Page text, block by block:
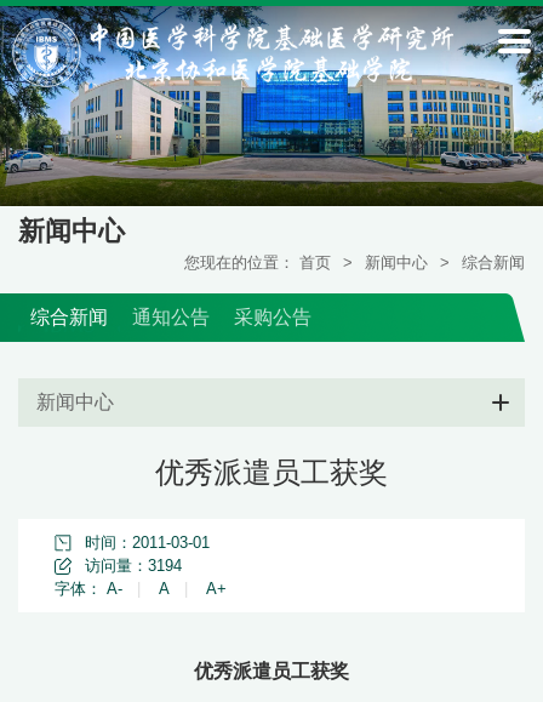
新闻中心
您现在的位置： 首页 > 新闻中心 > 综合新闻
综合新闻 通知公告 采购公告
新闻中心
优秀派遣员工获奖
时间：2011-03-01
访问量： 3194
字体： A- A A+
优秀派遣员工获奖